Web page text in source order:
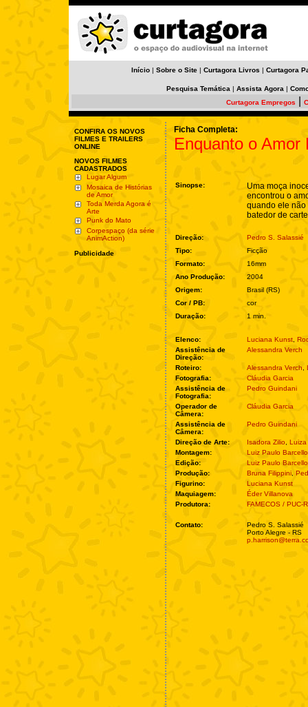
Início | Sobre o Site | Curtagora Livros | Curtagora
Pesquisa Temática | Assista Agora |
Curtagora Empregos
CONFIRA OS NOVOS
FILMES E TRAILERS
ONLINE
NOVOS FILMES
CADASTRADOS
Lugar Algum
Mosaica de Histórias
de Amor
Toda Merda Agora é
Arte
Punk do Mato
Corpespaço (da série
AnimAction)
Publicidade
Ficha Completa:
Enquanto o Amor
Sinopse:
Uma moça
encontrou o
quando ele não
batedor de
Direção:
Pedro S. Salassié
Tipo:
Ficção
Formato:
16mm
Ano Produção:
2004
Origem:
Brasil (RS)
Cor / PB:
cor
Duração:
1 min.
Elenco: Luciana Kunst
Assistência de
Direção:
Alessandra Verch
Roteiro: Alessandra Verch
Fotografia:
Cláudia Garcia
Assistência de
Fotografia:
Pedro Guindani
Operador de
Câmera:
Cláudia Garcia
Assistência de
Câmera:
Pedro Guindani
Direção de Arte: Isadora Zilio
Luiza
Montagem:
Luiz Paulo
Edição:
Luiz Paulo
Produção:
Bruna Filippini
Figurino:
Luciana Kunst
Maquiagem:
Éder Villanova
Produtora:
FAMECOS / PUC-
Contato:
Pedro S. Salassié
Porto Alegre - RS